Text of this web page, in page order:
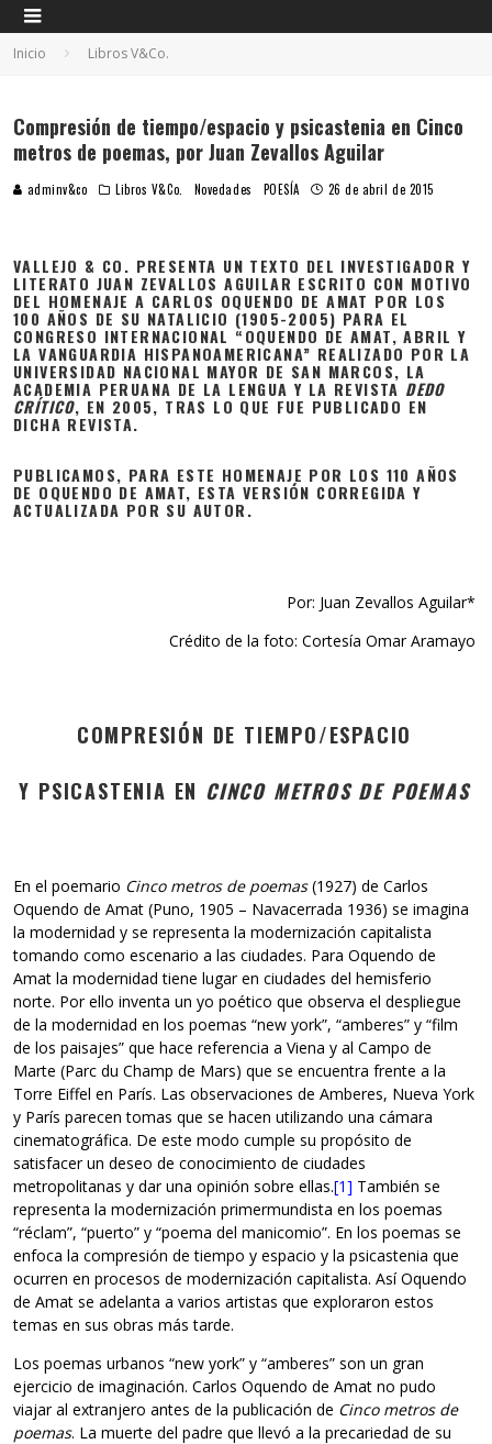
Inicio Libros V&Co.
Compresión de tiempo/espacio y psicastenia en Cinco
metros de poemas, por Juan Zevallos Aguilar
adminv&co Libros V&Co. Novedades POESÍA 26 de abril de 2015
VALLEJO & CO. PRESENTA UN TEXTO DEL INVESTIGADOR Y
LITERATO JUAN ZEVALLOS AGUILAR ESCRITO CON MOTIVO
DEL HOMENAJE A CARLOS OQUENDO DE AMAT POR LOS
100 AÑOS DE SU NATALICIO (1905-2005) PARA EL
CONGRESO INTERNACIONAL “OQUENDO DE AMAT, ABRIL Y
LA VANGUARDIA HISPANOAMERICANA” REALIZADO POR LA
UNIVERSIDAD NACIONAL MAYOR DE SAN MARCOS, LA
ACADEMIA PERUANA DE LA LENGUA Y LA REVISTA DEDO
CRÍTICO, EN 2005, TRAS LO QUE FUE PUBLICADO EN
DICHA REVISTA.
PUBLICAMOS, PARA ESTE HOMENAJE POR LOS 110 AÑOS
DE OQUENDO DE AMAT, ESTA VERSIÓN CORREGIDA Y
ACTUALIZADA POR SU AUTOR.
Por: Juan Zevallos Aguilar*
Crédito de la foto: Cortesía Omar Aramayo
COMPRESIÓN DE TIEMPO/ESPACIO
Y PSICASTENIA EN CINCO METROS DE POEMAS
En el poemario Cinco metros de poemas(1927) de Carlos
Oquendo de Amat (Puno, 1905 – Navacerrada 1936) se imagina
la modernidad y se representa la modernización capitalista
tomando como escenario a las ciudades. Para Oquendo de
Amat la modernidad tiene lugar en ciudades del hemisferio
norte. Por ello inventa un yo poético que observa el despliegue
de la modernidad en los poemas “new york”, “amberes” y “film
de los paisajes” que hace referencia a Viena y al Campo de
Marte (Parc du Champ de Mars) que se encuentra frente a la
Torre Eiffel en París. Las observaciones de Amberes, Nueva York
y París parecen tomas que se hacen utilizando una cámara
cinematográfica. De este modo cumple su propósito de
satisfacer un deseo de conocimiento de ciudades
metropolitanas y dar una opinión sobre ellas.[1] También se
representa la modernización primermundista en los poemas
“réclam”, “puerto” y “poema del manicomio”. En los poemas se
enfoca la compresión de tiempo y espacio y la psicastenia que
ocurren en procesos de modernización capitalista. Así Oquendo
de Amat se adelanta a varios artistas que exploraron estos
temas en sus obras más tarde.
Los poemas urbanos “new york” y “amberes” son un gran
ejercicio de imaginación. Carlos Oquendo de Amat no pudo
viajar al extranjero antes de la publicación de Cinco metros de
poemas. La muerte del padre que llevó a la precariedad de su